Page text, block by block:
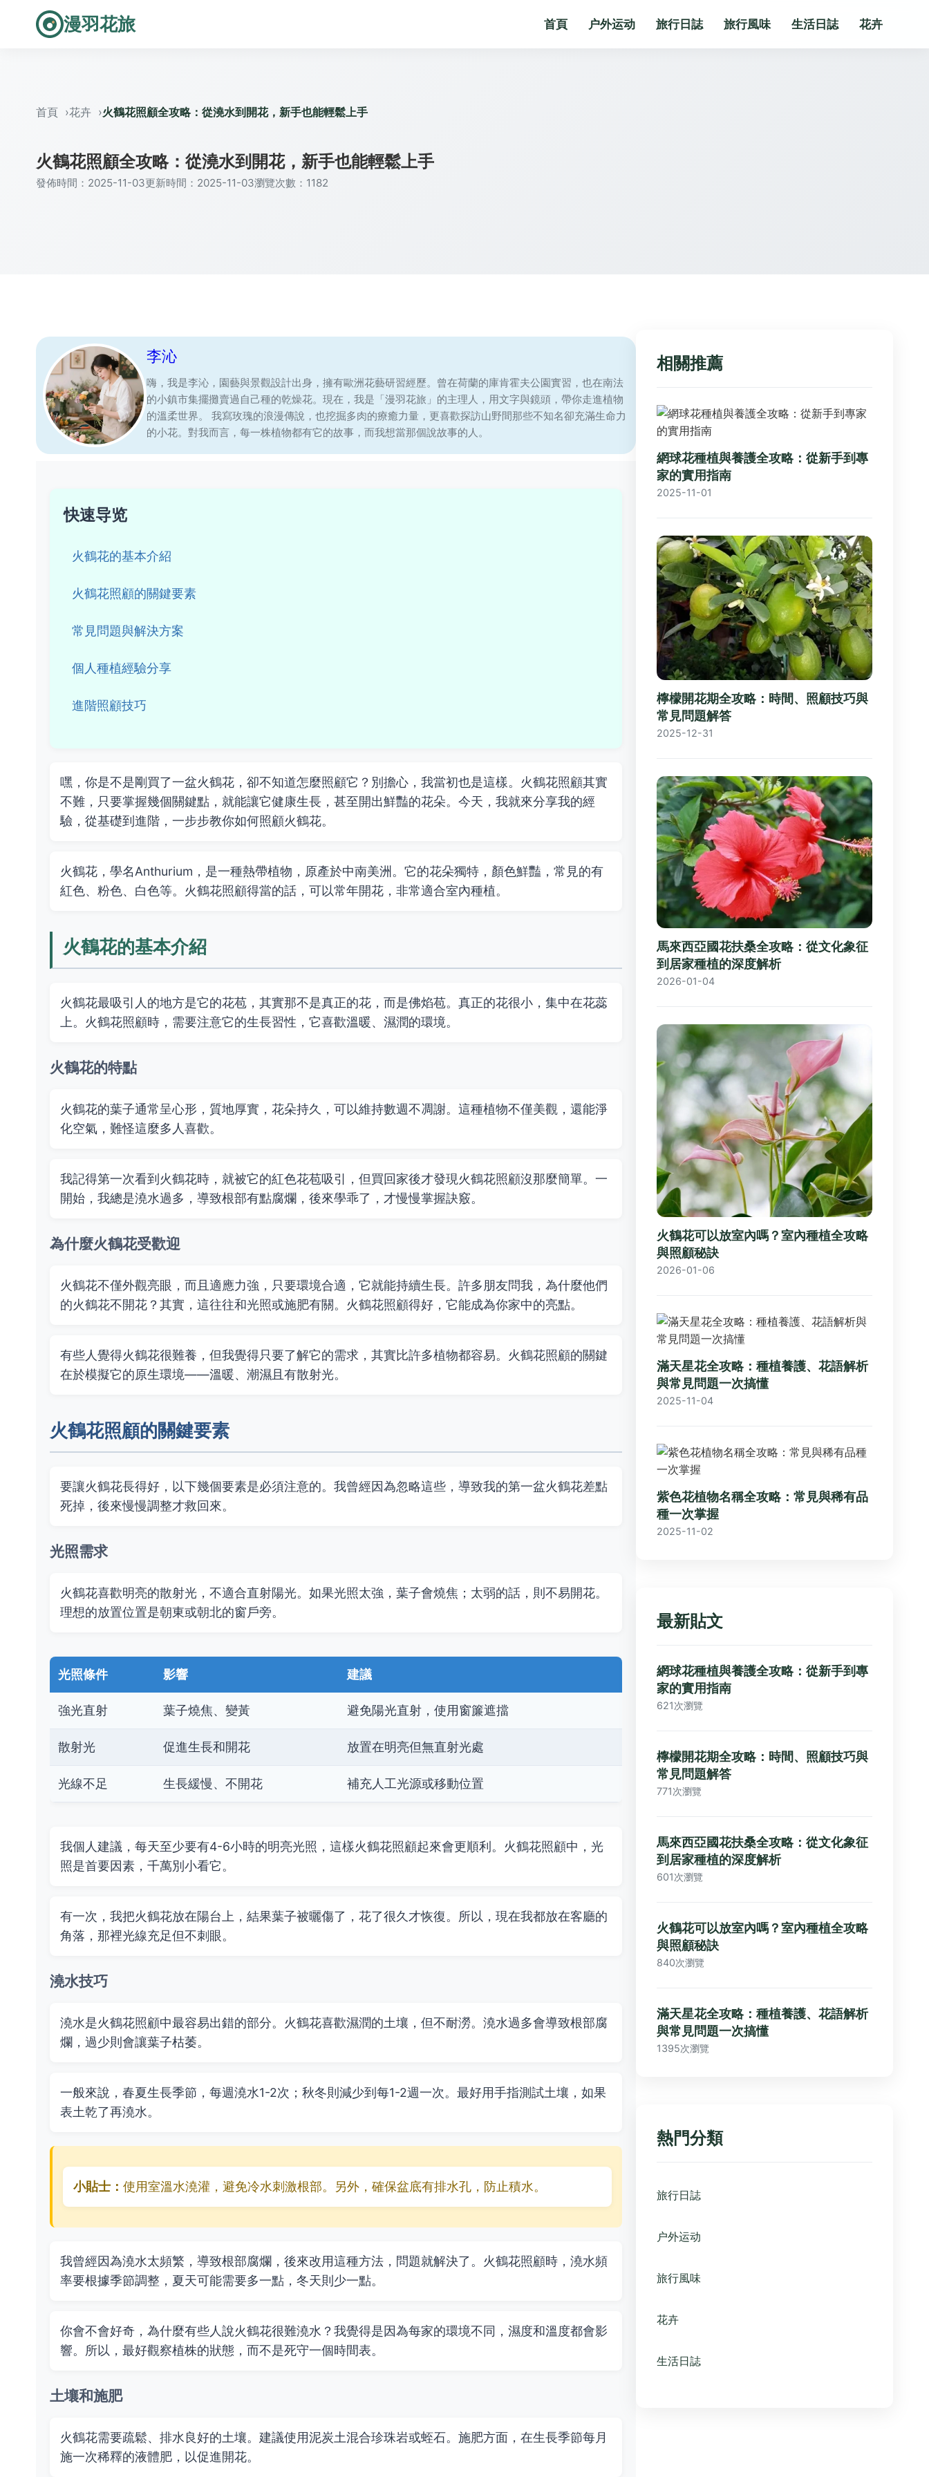
漫羽花旅 首頁 户外运动 旅行日誌 旅行風味 生活日誌 花卉
首頁 花卉 火鶴花照顧全攻略：從澆水到開花，新手也能輕鬆上手
火鶴花照顧全攻略：從澆水到開花，新手也能輕鬆上手
發佈時間：2025-11-03更新時間：2025-11-03瀏覽次數：1182
李沁
嗨，我是李沁，園藝與景觀設計出身，擁有歐洲花藝研習經歷。曾在荷蘭的庫肯霍夫公園實習，也在南法
的小鎮市集擺攤賣過自己種的乾燥花。現在，我是「漫羽花旅」的主理人，用文字與鏡頭，帶你走進植物
的溫柔世界。 我寫玫瑰的浪漫傳說，也挖掘多肉的療癒力量，更喜歡探訪山野間那些不知名卻充滿生命力
的小花。對我而言，每一株植物都有它的故事，而我想當那個說故事的人。
快速导览
火鶴花的基本介紹
火鶴花照顧的關鍵要素
常見問題與解決方案
個人種植經驗分享
進階照顧技巧
嘿，你是不是剛買了一盆火鶴花，卻不知道怎麼照顧它？別擔心，我當初也是這樣。火鶴花照顧其實
不難，只要掌握幾個關鍵點，就能讓它健康生長，甚至開出鮮豔的花朵。今天，我就來分享我的經
驗，從基礎到進階，一步步教你如何照顧火鶴花。
火鶴花，學名Anthurium，是一種熱帶植物，原產於中南美洲。它的花朵獨特，顏色鮮豔，常見的有
紅色、粉色、白色等。火鶴花照顧得當的話，可以常年開花，非常適合室內種植。
火鶴花的基本介紹
火鶴花最吸引人的地方是它的花苞，其實那不是真正的花，而是佛焰苞。真正的花很小，集中在花蕊
上。火鶴花照顧時，需要注意它的生長習性，它喜歡溫暖、濕潤的環境。
火鶴花的特點
火鶴花的葉子通常呈心形，質地厚實，花朵持久，可以維持數週不凋謝。這種植物不僅美觀，還能淨
化空氣，難怪這麼多人喜歡。
我記得第一次看到火鶴花時，就被它的紅色花苞吸引，但買回家後才發現火鶴花照顧沒那麼簡單。一
開始，我總是澆水過多，導致根部有點腐爛，後來學乖了，才慢慢掌握訣竅。
為什麼火鶴花受歡迎
火鶴花不僅外觀亮眼，而且適應力強，只要環境合適，它就能持續生長。許多朋友問我，為什麼他們
的火鶴花不開花？其實，這往往和光照或施肥有關。火鶴花照顧得好，它能成為你家中的亮點。
有些人覺得火鶴花很難養，但我覺得只要了解它的需求，其實比許多植物都容易。火鶴花照顧的關鍵
在於模擬它的原生環境——溫暖、潮濕且有散射光。
火鶴花照顧的關鍵要素
要讓火鶴花長得好，以下幾個要素是必須注意的。我曾經因為忽略這些，導致我的第一盆火鶴花差點
死掉，後來慢慢調整才救回來。
光照需求
火鶴花喜歡明亮的散射光，不適合直射陽光。如果光照太強，葉子會燒焦；太弱的話，則不易開花。
理想的放置位置是朝東或朝北的窗戶旁。
光照條件 影響 建議
強光直射 葉子燒焦、變黃 避免陽光直射，使用窗簾遮擋
散射光 促進生長和開花 放置在明亮但無直射光處
光線不足 生長緩慢、不開花 補充人工光源或移動位置
我個人建議，每天至少要有4-6小時的明亮光照，這樣火鶴花照顧起來會更順利。火鶴花照顧中，光
照是首要因素，千萬別小看它。
有一次，我把火鶴花放在陽台上，結果葉子被曬傷了，花了很久才恢復。所以，現在我都放在客廳的
角落，那裡光線充足但不刺眼。
澆水技巧
澆水是火鶴花照顧中最容易出錯的部分。火鶴花喜歡濕潤的土壤，但不耐澇。澆水過多會導致根部腐
爛，過少則會讓葉子枯萎。
一般來說，春夏生長季節，每週澆水1-2次；秋冬則減少到每1-2週一次。最好用手指測試土壤，如果
表土乾了再澆水。
小貼士： 使用室溫水澆灌，避免冷水刺激根部。另外，確保盆底有排水孔，防止積水。
我曾經因為澆水太頻繁，導致根部腐爛，後來改用這種方法，問題就解決了。火鶴花照顧時，澆水頻
率要根據季節調整，夏天可能需要多一點，冬天則少一點。
你會不會好奇，為什麼有些人說火鶴花很難澆水？我覺得是因為每家的環境不同，濕度和溫度都會影
響。所以，最好觀察植株的狀態，而不是死守一個時間表。
土壤和施肥
火鶴花需要疏鬆、排水良好的土壤。建議使用泥炭土混合珍珠岩或蛭石。施肥方面，在生長季節每月
施一次稀釋的液體肥，以促進開花。
相關推薦
網球花種植與養護全攻略：從新手到專
家的實用指南
2025-11-01
檸檬開花期全攻略：時間、照顧技巧與
常見問題解答
2025-12-31
馬來西亞國花扶桑全攻略：從文化象征
到居家種植的深度解析
2026-01-04
火鶴花可以放室內嗎？室內種植全攻略
與照顧秘訣
2026-01-06
滿天星花全攻略：種植養護、花語解析
與常見問題一次搞懂
2025-11-04
紫色花植物名稱全攻略：常見與稀有品
種一次掌握
2025-11-02
最新貼文
網球花種植與養護全攻略：從新手到專
家的實用指南
621次瀏覽
檸檬開花期全攻略：時間、照顧技巧與
常見問題解答
771次瀏覽
馬來西亞國花扶桑全攻略：從文化象征
到居家種植的深度解析
601次瀏覽
火鶴花可以放室內嗎？室內種植全攻略
與照顧秘訣
840次瀏覽
滿天星花全攻略：種植養護、花語解析
與常見問題一次搞懂
1395次瀏覽
熱門分類
旅行日誌
户外运动
旅行風味
花卉
生活日誌